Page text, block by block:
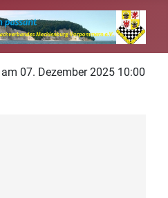
07. Dezember 2025 10:00